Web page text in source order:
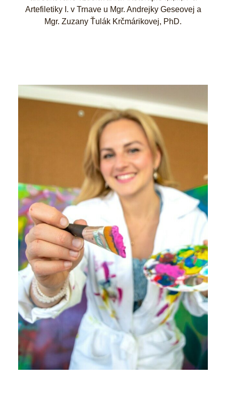
Artefiletiky I. v Trnave u Mgr. Andrejky Geseovej a
Mgr. Zuzany Ťulák Krčmárikovej, PhD.